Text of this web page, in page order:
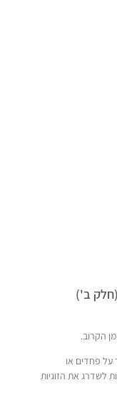
הקרוב.
על פחדים או
לשדרג את הזוגיות